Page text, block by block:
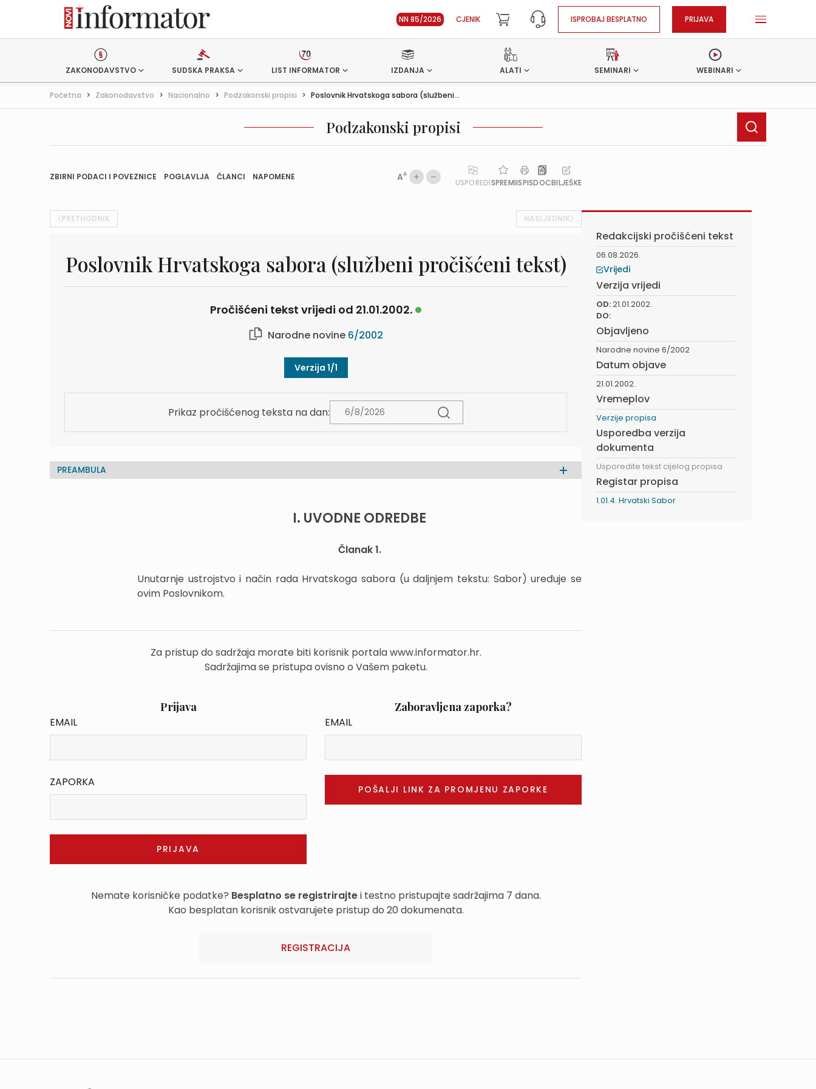
NN 85/2026 CJENIK ISPROBAJ BESPLATNO PRIJAVA
ZAKONODAVSTVO SUDSKA PRAKSA LIST INFORMATOR IZDANJA ALATI SEMINARI WEBINARI
Početna > Zakonodavstvo > Nacionalno > Podzakonski propisi > Poslovnik Hrvatskoga sabora (službeni...
Podzakonski propisi
ZBIRNI PODACI I POVEZNICE POGLAVLJA ČLANCI NAPOMENE AA
USPOREDISPREMIISPISDOCBILJEŠKE
PRETHODNIK NASLJEDNIK
Poslovnik Hrvatskoga sabora (službeni pročišćeni tekst)
Pročišćeni tekst vrijedi od 21.01.2002.
Narodne novine 6/2002
Verzija 1/1
Prikaz pročišćenog teksta na dan:
PREAMBULA
I. UVODNE ODREDBE
Članak 1.
Unutarnje ustrojstvo i način rada Hrvatskoga sabora (u daljnjem tekstu: Sabor) uređuje se
ovim Poslovnikom.
Za pristup do sadržaja morate biti korisnik portala www.informator.hr.
Sadržajima se pristupa ovisno o Vašem paketu.
Prijava
EMAIL
ZAPORKA
Zaboravljena zaporka?
EMAIL
Nemate korisničke podatke? Besplatno se registrirajtei testno pristupajte sadržajima 7 dana.
Kao besplatan korisnik ostvarujete pristup do 20 dokumenata.
REGISTRACIJA
Redakcijski pročišćeni tekst
06.08.2026.
Vrijedi
Verzija vrijedi
OD:21.01.2002.
DO:
Objavljeno
Narodne novine 6/2002
Datum objave
21.01.2002.
Vremeplov
Verzije propisa
Usporedba verzija
dokumenta
Usporedite tekst cijelog propisa
Registar propisa
1.01.4. Hrvatski Sabor